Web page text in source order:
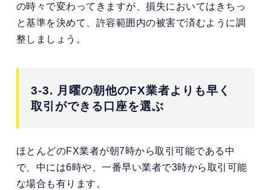
の時々で変わってきますが、損失においてはきちっ
と基準を決めて、許容範囲内の被害で済むように調
整しましょう。
3-3. 月曜の朝他のFX業者よりも早く
取引ができる口座を選ぶ
ほとんどのFX業者が朝7時から取引可能である中
で、中には6時や、一番早い業者で3時から取引可能
な場合も有ります。